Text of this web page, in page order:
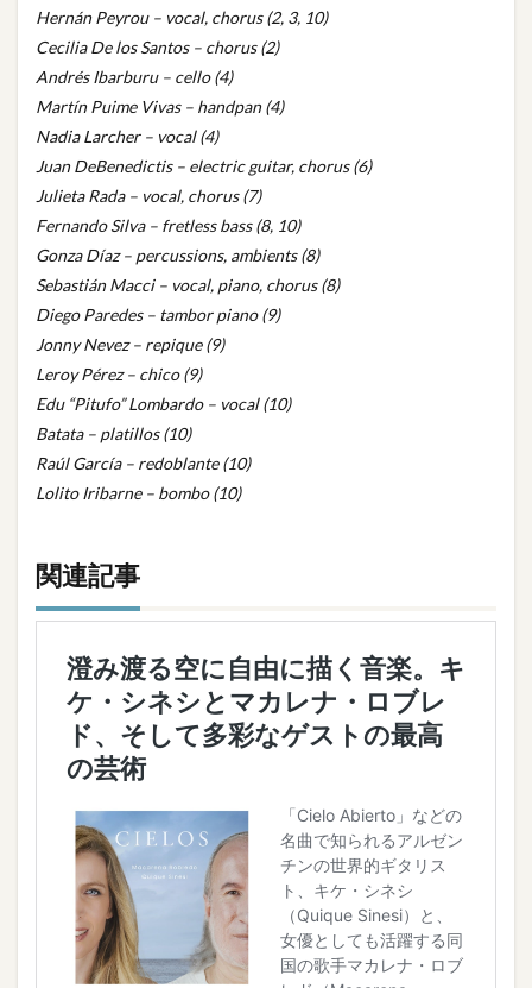
Hernán Peyrou – vocal, chorus (2, 3, 10)
Cecilia De los Santos – chorus (2)
Andrés Ibarburu – cello (4)
Martín Puime Vivas – handpan (4)
Nadia Larcher – vocal (4)
Juan DeBenedictis – electric guitar, chorus (6)
Julieta Rada – vocal, chorus (7)
Fernando Silva – fretless bass (8, 10)
Gonza Díaz – percussions, ambients (8)
Sebastián Macci – vocal, piano, chorus (8)
Diego Paredes – tambor piano (9)
Jonny Nevez – repique (9)
Leroy Pérez – chico (9)
Edu “Pitufo” Lombardo – vocal (10)
Batata – platillos (10)
Raúl García – redoblante (10)
Lolito Iribarne – bombo (10)
関連記事